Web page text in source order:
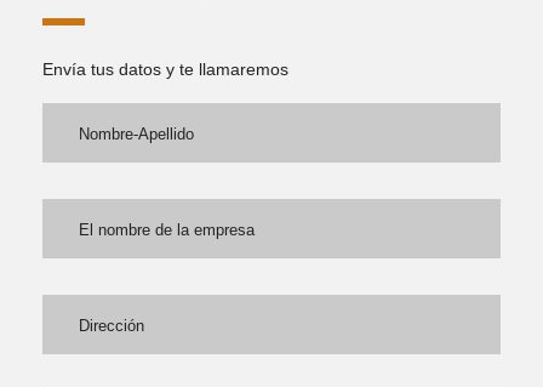
Envía tus datos y te llamaremos